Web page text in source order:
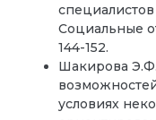
Социальные
144-152.
Шакирова
условиях